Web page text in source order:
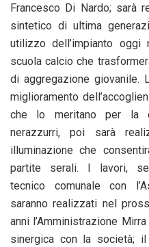
Francesco Di Nardo; sarà
sintetico di ultima
utilizzo dell’impianto
scuola calcio che
di aggregazione giovanile.
miglioramento
che lo meritano per la
nerazzurri, poi sarà
illuminazione che
partite serali. I lavori,
tecnico comunale con
saranno realizzati nel
anni l’Amministrazione
sinergica con la società;